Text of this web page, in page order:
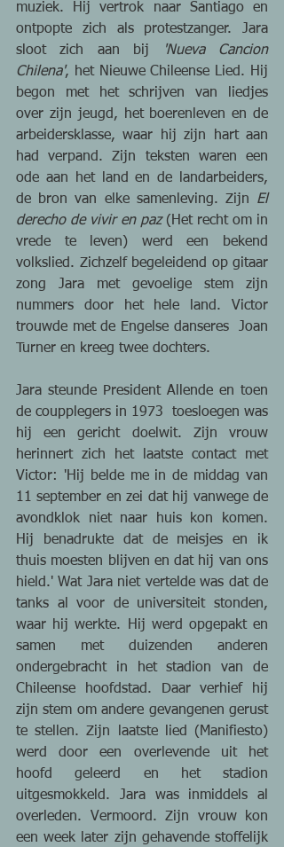
muziek. Hij vertrok naar Santiago en
ontpopte zich als protestzanger. Jara
sloot zich aan bij
'Nueva Cancion
Chilena', het Nieuwe Chileense Lied. Hij
begon met het schrijven van liedjes
over zijn jeugd, het boerenleven en de
arbeidersklasse, waar hij zijn hart aan
had verpand. Zijn teksten waren een
ode aan het land en de landarbeiders,
de bron van elke samenleving. Zijn El
derecho de vivir en paz (Het recht om in
vrede te leven) werd een bekend
volkslied. Zichzelf begeleidend op gitaar
zong Jara met gevoelige stem zijn
nummers door het hele land. Victor
trouwde met de Engelse danseres  Joan
Turner en kreeg twee dochters.
Jara steunde President Allende en toen
de coupplegers in 1973  toesloegen was
hij een gericht doelwit. Zijn vrouw
herinnert zich het laatste contact met
Victor: 'Hij belde me in de middag van
11 september en zei dat hij vanwege de
avondklok niet naar huis kon komen.
Hij benadrukte dat de meisjes en ik
thuis moesten blijven en dat hij van ons
hield.' Wat Jara niet vertelde was dat de
tanks al voor de universiteit stonden,
waar hij werkte. Hij werd opgepakt en
samen met duizenden anderen
ondergebracht in het stadion van de
Chileense hoofdstad. Daar verhief hij
zijn stem om andere gevangenen gerust
te stellen. Zijn laatste lied (Manifiesto)
werd door een overlevende uit het
hoofd geleerd en het stadion
uitgesmokkeld. Jara was inmiddels al
overleden. Vermoord. Zijn vrouw kon
een week later zijn gehavende stoffelijk